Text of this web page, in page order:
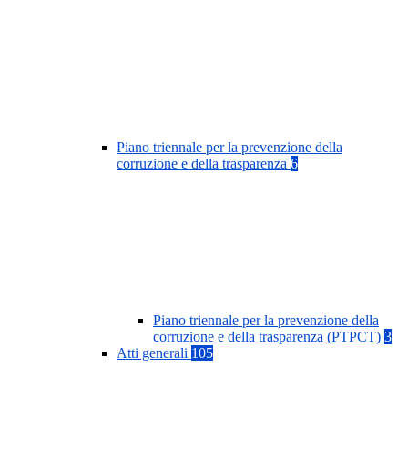
Piano triennale per la prevenzione della
corruzione e della trasparenza 6
Piano triennale per la prevenzione della
corruzione e della trasparenza (PTPCT) 3
Atti generali 105